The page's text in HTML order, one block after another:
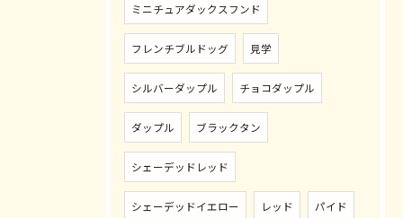
ミニチュアダックスフンド
フレンチブルドッグ 見学
シルバーダップル チョコダップル
ダップル ブラックタン
シェーデッドレッド
シェーデッドイエロー レッド パイド